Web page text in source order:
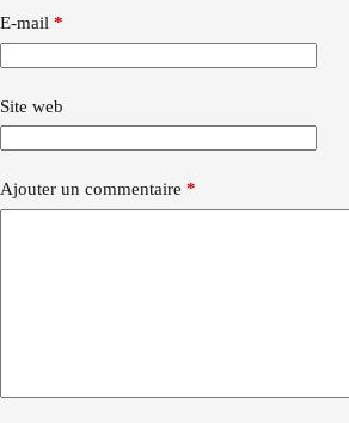
E-mail *
Site web
Ajouter un commentaire *